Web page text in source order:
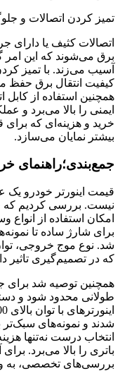
تمیز کردن اتصالات و
اتصالات کثیف یا دارای
برق می‌شوند که این امر
آسیب می‌زند. با تمیز
کیفیت انتقال برق
همچنین استفاده از
ایمنی را بالا می‌برد و
خرید و هزینه‌ای که برای
بیشتر نمایان می‌سازد.
جمع‌بندی؛راهنمای
قیمت اینورتر خودرو یک
نیست. بررسی کردیم که
امکان استفاده از
برای شارژ ساده تا
شد. نوع موج خروجی،
که در تصمیم‌گیری تاثیر
همچنین توصیه شد برای
طولانی محدود شود و
شدند و نمونه‌های
انتخاب درست نه‌تنها
باتری را بالا می‌برد.
بررسی‌های تخصصی، به